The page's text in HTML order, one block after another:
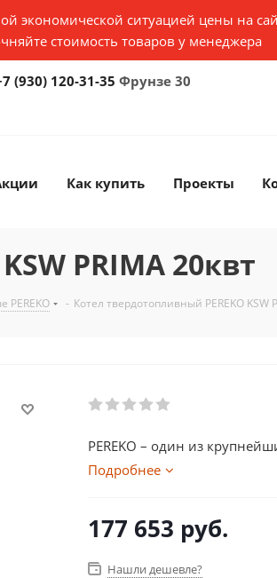
экономической ситуацией цены на
стоимость товаров у менеджера
(930) 120-31-35 Фрунзе 30
Как купить Проекты
PRIMA 20квт
PEREKO - Котел твердотопливный PEREKO KSW
PEREKO – один из
Подробнее
177 653 руб.
Нашли дешевле?